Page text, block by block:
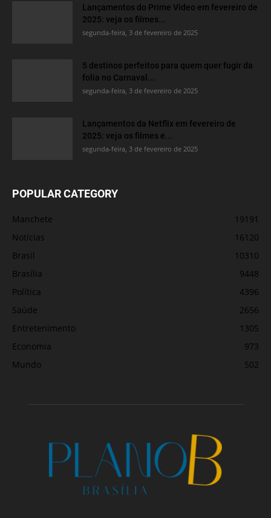
Lançamentos do Prime Video em fevereiro de
2025: veja os filmes...
segunda-feira, 3 de fevereiro de 2025
5 destinos perfeitos para quem quer fugir da
folia no Carnaval...
segunda-feira, 3 de fevereiro de 2025
Lançamentos da Netflix em fevereiro de
2025: veja os filmes e...
segunda-feira, 3 de fevereiro de 2025
POPULAR CATEGORY
Manchete
19191
Notícias
16120
Brasil
10310
Brasília
9448
Política
4396
Saúde
2656
Entretenimento
1305
Economia
973
Mundo
502